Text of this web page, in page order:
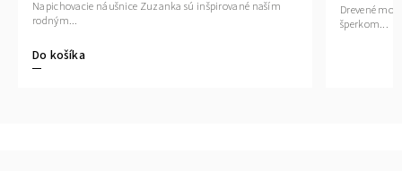
Do košíka
Napichovacie náušnice Zuzanka sú inšpirované naším
rodným...
Drevené
šperkom...